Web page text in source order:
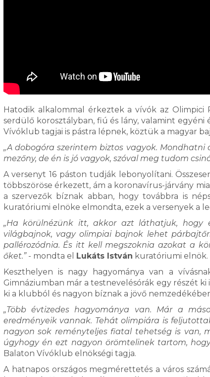
Hatodik alkalommal érkeztek a vívók az Olimpici
serdülő korosztályban, fiú és lány, valamint
Vívóklub tagjai is pástra lépnek, köztük a magyar
„A dobogóra szerintem biztos vagyok. Mondhatni
mezőny, de én is jó vagyok, szóval meg tudom
A versenyt 16 páston tudják lebonyolítani.
többszöröse érkezett, ám a koronavírus-járvány
a szervezők bíznak abban, hogy továbbra is
kuratóriumi elnöke elmondta, ezek a versenyek a
„Ha körülnézünk itt, akkor azt láthatjuk, hogy
világbajnok, vagy olimpiai bajnok lehet
pallérozódnia. És itt kell megszoknia azokat a
őket.”- mondta el Lukáts István kuratóriumi elnök.
Keszthelyen is nagy hagyománya van a
Gimnáziumban már a testnevelésórák egy részét
ki a klubból és nagyon bíznak a jövő
„Több évtizedes hagyománya van. Már a
eredményeik vannak. Tehát olimpiára is
nagyon sok reményteljes fiatal tehetség is van,
úgyhogy én ezt nagyon örömtelinek tartom,
Balaton Vívóklub elnökségi tagja.
A hatnapos országos megmérettetés a város